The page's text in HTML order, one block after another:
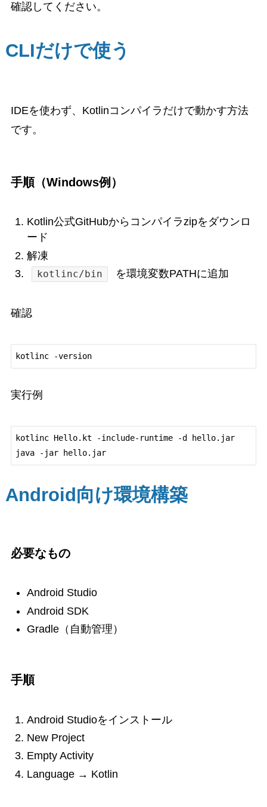
確認してください。
CLIだけで使う
IDEを使わず、Kotlinコンパイラだけで動かす方法
です。
手順（Windows例）
Kotlin公式GitHubからコンパイラzipをダウンロ
ード
解凍
kotlinc/bin を環境変数PATHに追加
確認
kotlinc -version
実行例
kotlinc Hello.kt -include-runtime -d hello.jar
java -jar hello.jar
Android向け環境構築
必要なもの
Android Studio
Android SDK
Gradle（自動管理）
手順
Android Studioをインストール
New Project
Empty Activity
Language → Kotlin